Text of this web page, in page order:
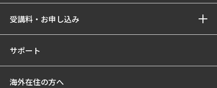
受講料・お申し込み
サポート
海外在住の方へ